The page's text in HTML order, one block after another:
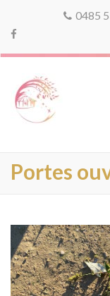
0485
Portes